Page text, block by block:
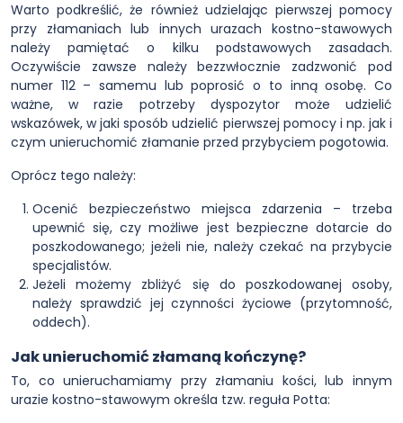
Warto podkreślić, że również udzielając pierwszej pomocy
przy złamaniach lub innych urazach kostno-stawowych
należy pamiętać o kilku podstawowych zasadach.
Oczywiście zawsze należy bezzwłocznie zadzwonić pod
numer 112 – samemu lub poprosić o to inną osobę. Co
ważne, w razie potrzeby dyspozytor może udzielić
wskazówek, w jaki sposób udzielić pierwszej pomocy i np. jak i
czym unieruchomić złamanie przed przybyciem pogotowia.
Oprócz tego należy:
Ocenić bezpieczeństwo miejsca zdarzenia – trzeba
upewnić się, czy możliwe jest bezpieczne dotarcie do
poszkodowanego; jeżeli nie, należy czekać na przybycie
specjalistów.
Jeżeli możemy zbliżyć się do poszkodowanej osoby,
należy sprawdzić jej czynności życiowe (przytomność,
oddech).
Jak unieruchomić złamaną kończynę?
To, co unieruchamiamy przy złamaniu kości, lub innym
urazie kostno-stawowym określa tzw. reguła Potta: